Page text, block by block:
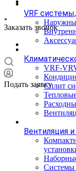
Заказать звонок
Подать заявку
VRF
VRF-
Сплит
Вентиляция
Системы